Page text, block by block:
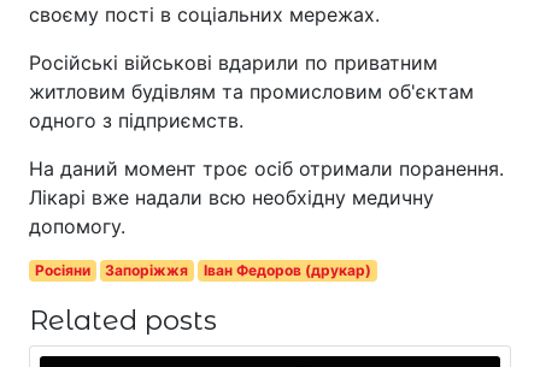
своєму пості в соціальних мережах.
Російські військові вдарили по приватним
житловим будівлям та промисловим об'єктам
одного з підприємств.
На даний момент троє осіб отримали поранення.
Лікарі вже надали всю необхідну медичну
допомогу.
Росіяни Запоріжжя Іван Федоров (друкар)
Related posts